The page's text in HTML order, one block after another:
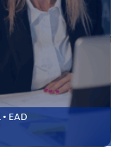
EAD